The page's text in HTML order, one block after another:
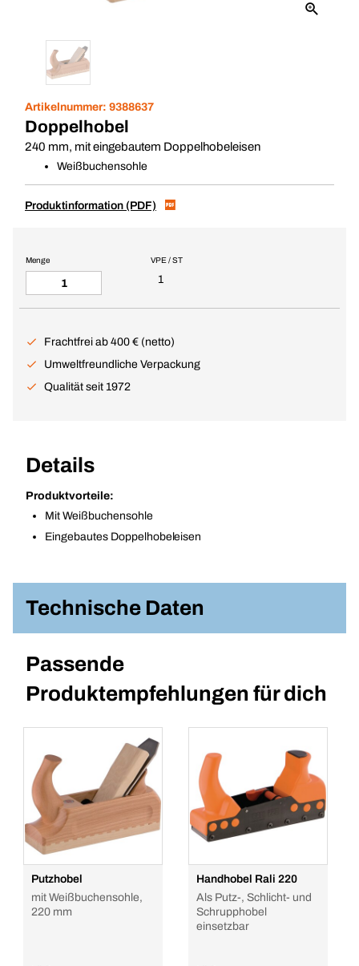
Artikelnummer: 9388637
Doppelhobel
240 mm, mit eingebautem Doppelhobeleisen
Weißbuchensohle
Produktinformation (PDF)
VPE / ST
1
Menge
Frachtfrei ab 400 € (netto)
Umweltfreundliche Verpackung
Qualität seit 1972
Details
Produktvorteile:
Mit Weißbuchensohle
Eingebautes Doppelhobeleisen
Technische Daten
Passende
Produktempfehlungen für dich
Putzhobel
mit Weißbuchensohle,
220 mm
Handhobel Rali 220
Als Putz-, Schlicht- und
Schrupphobel
einsetzbar